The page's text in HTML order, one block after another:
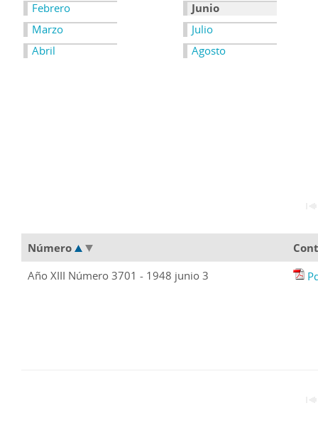
Febrero
Marzo
Abril
Junio
Julio
Agosto
Número
Año XIII Número 3701 - 1948 junio 3